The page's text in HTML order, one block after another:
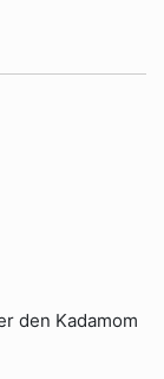
den Kadamom